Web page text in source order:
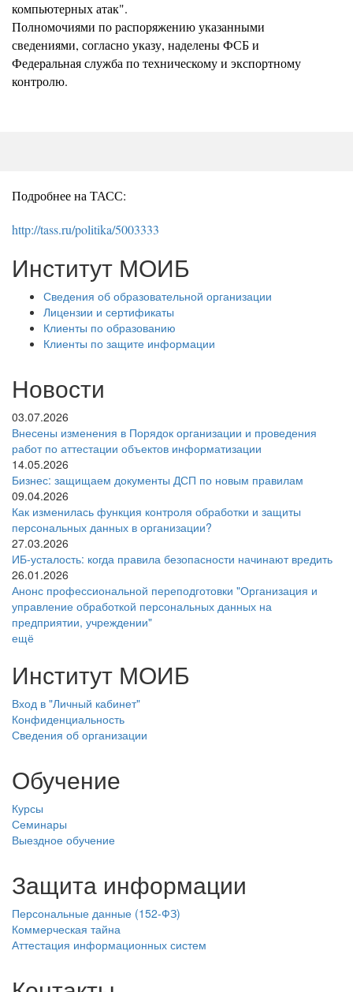
компьютерных атак".
Полномочиями по распоряжению указанными
сведениями, согласно указу, наделены ФСБ и
Федеральная служба по техническому и экспортному
контролю.
Подробнее на ТАСС:
http://tass.ru/politika/5003333
Институт МОИБ
Сведения об образовательной организации
Лицензии и сертификаты
Клиенты по образованию
Клиенты по защите информации
Новости
03.07.2026
Внесены изменения в Порядок организации и проведения
работ по аттестации объектов информатизации
14.05.2026
Бизнес: защищаем документы ДСП по новым правилам
09.04.2026
Как изменилась функция контроля обработки и защиты
персональных данных в организации?
27.03.2026
ИБ-усталость: когда правила безопасности начинают вредить
26.01.2026
Анонс профессиональной переподготовки "Организация и
управление обработкой персональных данных на
предприятии, учреждении"
ещё
Институт МОИБ
Вход в "Личный кабинет"
Конфиденциальность
Сведения об организации
Обучение
Курсы
Семинары
Выездное обучение
Защита информации
Персональные данные (152-ФЗ)
Коммерческая тайна
Аттестация информационных систем